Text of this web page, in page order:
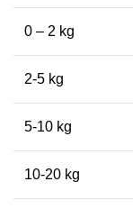
0 – 2 kg
2-5 kg
5-10 kg
10-20 kg